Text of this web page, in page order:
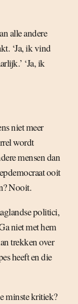
alle andere
‘Ja, ik vind
‘Ja, ik
niet meer
wordt
mensen dan
ooit
Nooit.
politici,
niet met hem
trekken over
heeft en die
minste kritiek?